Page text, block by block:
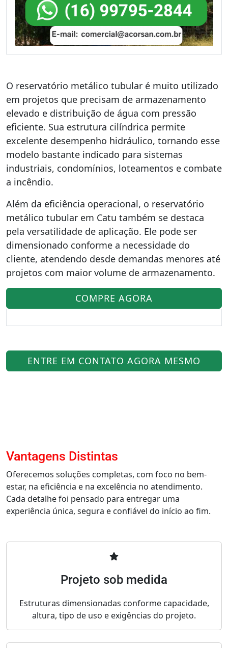
O reservatório metálico tubular é muito utilizado
em projetos que precisam de armazenamento
elevado e distribuição de água com pressão
eficiente. Sua estrutura cilíndrica permite
excelente desempenho hidráulico, tornando esse
modelo bastante indicado para sistemas
industriais, condomínios, loteamentos e combate
a incêndio.
Além da eficiência operacional, o reservatório
metálico tubular em Catu também se destaca
pela versatilidade de aplicação. Ele pode ser
dimensionado conforme a necessidade do
cliente, atendendo desde demandas menores até
projetos com maior volume de armazenamento.
COMPRE AGORA
ENTRE EM CONTATO AGORA MESMO
Vantagens Distintas
Oferecemos soluções completas, com foco no bem-
estar, na eficiência e na excelência no atendimento.
Cada detalhe foi pensado para entregar uma
experiência única, segura e confiável do início ao fim.
Projeto sob medida
Estruturas dimensionadas conforme capacidade,
altura, tipo de uso e exigências do projeto.